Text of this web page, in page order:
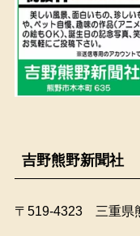
吉野熊野新聞社
〒519-4323 三重県